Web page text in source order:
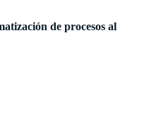
de procesos al